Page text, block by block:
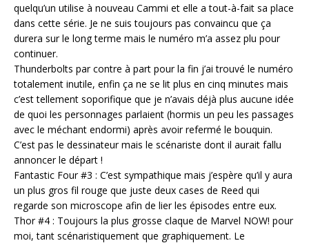
quelqu’un utilise à nouveau Cammi et elle a tout-à-fait sa place
dans cette série. Je ne suis toujours pas convaincu que ça
durera sur le long terme mais le numéro m’a assez plu pour
continuer.
Thunderbolts par contre à part pour la fin j’ai trouvé le numéro
totalement inutile, enfin ça ne se lit plus en cinq minutes mais
c’est tellement soporifique que je n’avais déjà plus aucune idée
de quoi les personnages parlaient (hormis un peu les passages
avec le méchant endormi) après avoir refermé le bouquin.
C’est pas le dessinateur mais le scénariste dont il aurait fallu
annoncer le départ !
Fantastic Four #3 : C’est sympathique mais j’espère qu’il y aura
un plus gros fil rouge que juste deux cases de Reed qui
regarde son microscope afin de lier les épisodes entre eux.
Thor #4 : Toujours la plus grosse claque de Marvel NOW! pour
moi, tant scénaristiquement que graphiquement. Le